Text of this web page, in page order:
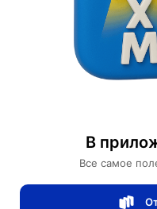
В
Все самое
Категории
Настольная лампа
белый, мрамор